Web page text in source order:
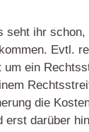
seht ihr
Evtl.
ein
die
erst darüber